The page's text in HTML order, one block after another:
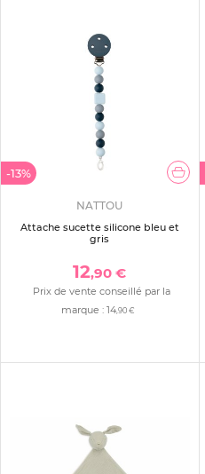
-13%
NATTOU
Attache sucette silicone bleu et
gris
12,90 €
Prix de vente conseillé par la
marque : 14,90 €